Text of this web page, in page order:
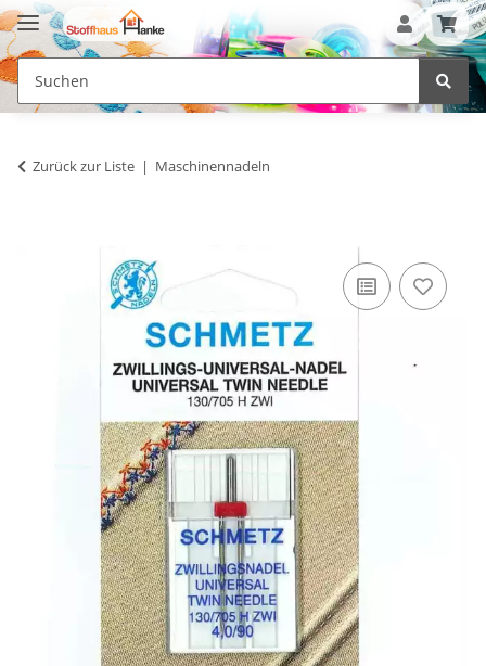
Zurück zur Liste Maschinennadeln